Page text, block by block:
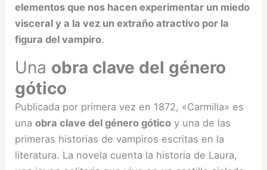
elementos que nos hacen experimentar un miedo
visceral y a la vez un extraño atractivo por la
figura del vampiro.
Una obra clave del género
gótico
Publicada por primera vez en 1872, «Carmilla» es
unaobra clave del género gótico y una de las
primeras historias de vampiros escritas en la
literatura. La novela cuenta la historia de Laura,